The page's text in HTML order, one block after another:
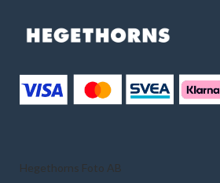
Hegethorns Foto AB